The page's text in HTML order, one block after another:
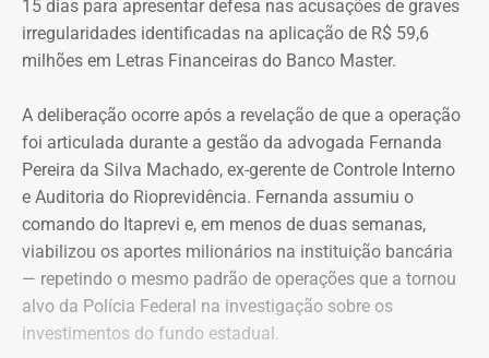
Declaração de bens de Alex Melim em 2026 — Foto:
Reprodução/Divulgacand
15 dias para apresentar defesa nas acusações de graves
irregularidades identificadas na aplicação de R$ 59,6
milhões em Letras Financeiras do Banco Master.
A deliberação ocorre após a revelação de que a operação
foi articulada durante a gestão da advogada Fernanda
Pereira da Silva Machado, ex-gerente de Controle Interno
e Auditoria do Rioprevidência. Fernanda assumiu o
comando do Itaprevi e, em menos de duas semanas,
viabilizou os aportes milionários na instituição bancária
— repetindo o mesmo padrão de operações que a tornou
alvo da Polícia Federal na investigação sobre os
investimentos do fundo estadual.